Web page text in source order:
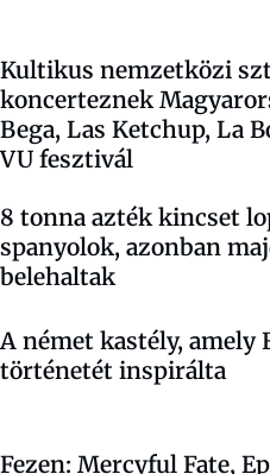
Kultikus nemzetközi
koncerteznek
Bega, Las Ketchup, La
VU fesztivál
8 tonna azték kincset
spanyolok, azonban
belehaltak
A német kastély, amely
történetét inspirálta
Fezen: Mercyful Fate,